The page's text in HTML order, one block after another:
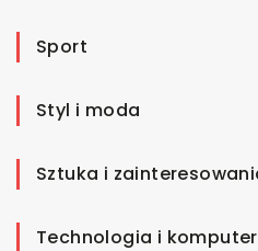
Sport
Styl i moda
Sztuka i
Technologia i